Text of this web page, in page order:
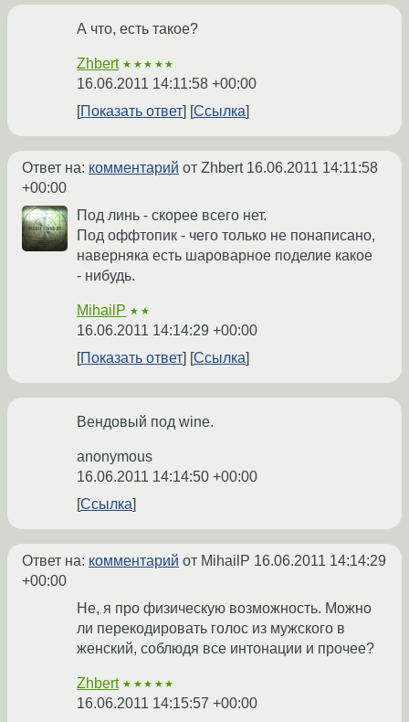
А что, есть такое?
Zhbert ★★★★★
16.06.2011 14:11:58 +00:00
Показать ответ
Ссылка
Ответ на: комментарий от Zhbert 16.06.2011 14:11:58
+00:00
Под линь - скорее всего нет.
Под оффтопик - чего только не понаписано,
наверняка есть шароварное поделие какое
- нибудь.
MihailP ★★
16.06.2011 14:14:29 +00:00
Показать ответ
Ссылка
Вендовый под wine.
anonymous
16.06.2011 14:14:50 +00:00
Ссылка
Ответ на: комментарий от MihailP 16.06.2011 14:14:29
+00:00
Не, я про физическую возможность. Можно
ли перекодировать голос из мужского в
женский, соблюдя все интонации и прочее?
Zhbert ★★★★★
16.06.2011 14:15:57 +00:00